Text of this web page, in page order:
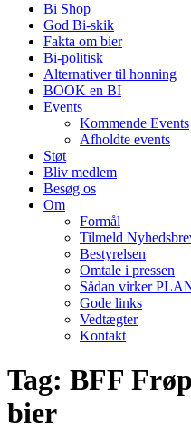
Bi Shop
God Bi-skik
Fakta om bier
Bi-politisk
Alternativer til honning
BOOK en BI
Events
Kommende Events
Afholdte events
Støt
Bliv medlem
Besøg os
Om
Formål
Tilmeld
Bestyrelsen
Omtale i pressen
Sådan virker
Gode links
Vedtægter
Kontakt
Tag: BFF
bier